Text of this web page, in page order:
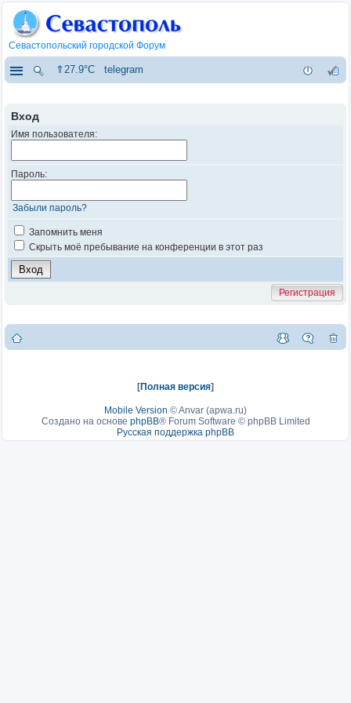
Севастопольский городской Форум
⇑27.9°C telegram
Вход
Имя пользователя:
Пароль:
Забыли пароль?
Запомнить меня
Скрыть моё пребывание на конференции в этот раз
Регистрация
[Полная версия]
Mobile Version ©Anvar (apwa.ru)
Создано на основе phpBB® Forum Software © phpBB Limited
Русская поддержка phpBB